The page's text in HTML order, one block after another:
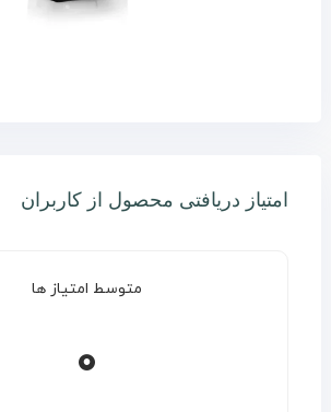
امتیاز دریافتی محصول از کاربران
متوسط امتیاز ها
0